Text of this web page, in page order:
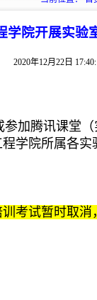
学院开展实验
2020年12月22日
参加腾讯课堂（
学院所属各
考试暂时取消